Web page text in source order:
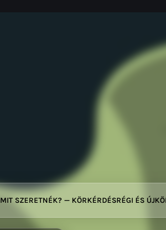
MIT SZERETNÉK? — KÖRKÉRDÉSRÉGI ÉS ÚJ